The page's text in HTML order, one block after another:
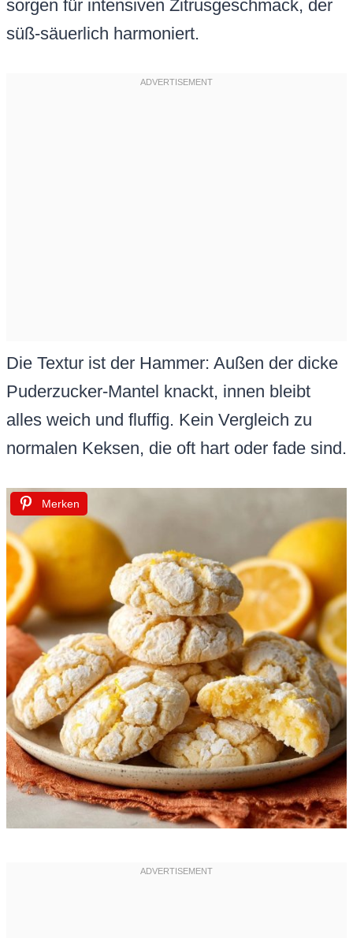
sorgen für intensiven Zitrusgeschmack, der
süß-säuerlich harmoniert.
Die Textur ist der Hammer: Außen der dicke
Puderzucker-Mantel knackt, innen bleibt
alles weich und fluffig. Kein Vergleich zu
normalen Keksen, die oft hart oder fade sind.
Merken